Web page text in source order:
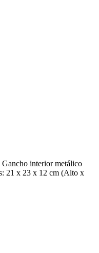
Gancho interior metálico
21 x 23 x 12 cm (Alto x